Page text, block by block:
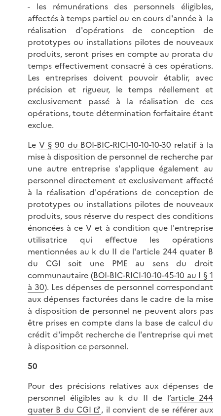
- les rémunérations des personnels éligibles,
affectés à temps partiel ou en cours d'année à la
réalisation d'opérations de conception de
prototypes ou installations pilotes de nouveaux
produits, seront prises en compte au prorata du
temps effectivement consacré à ces opérations.
Les entreprises doivent pouvoir établir, avec
précision et rigueur, le temps réellement et
exclusivement passé à la réalisation de ces
opérations, toute détermination forfaitaire étant
exclue.
Le V § 90 du BOI-BIC-RICI-10-10-10-30 relatif à la
mise à disposition de personnel de recherche par
une autre entreprise s'applique également au
personnel directement et exclusivement affecté
à la réalisation d'opérations de conception de
prototypes ou installations pilotes de nouveaux
produits, sous réserve du respect des conditions
énoncées à ce V et à condition que l'entreprise
utilisatrice qui effectue les opérations
mentionnées au k du II de l'article 244 quater B
du CGI soit une PME au sens du droit
communautaire (BOI-BIC-RICI-10-10-45-10 au I § 1
à 30). Les dépenses de personnel correspondant
aux dépenses facturées dans le cadre de la mise
à disposition de personnel ne peuvent alors pas
être prises en compte dans la base de calcul du
crédit d'impôt recherche de l'entreprise qui met
à disposition ce personnel.
50
Pour des précisions relatives aux dépenses de
personnel éligibles au k du II de l’article 244
quater B du CGI
, il convient de se référer aux